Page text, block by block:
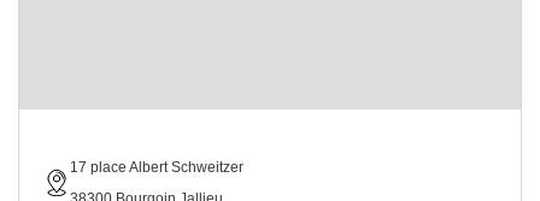
17 place Albert Schweitzer